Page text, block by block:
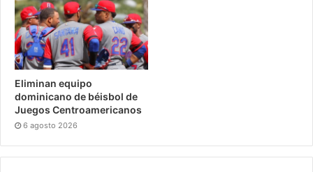
Eliminan equipo
dominicano de béisbol de
Juegos Centroamericanos
6 agosto 2026